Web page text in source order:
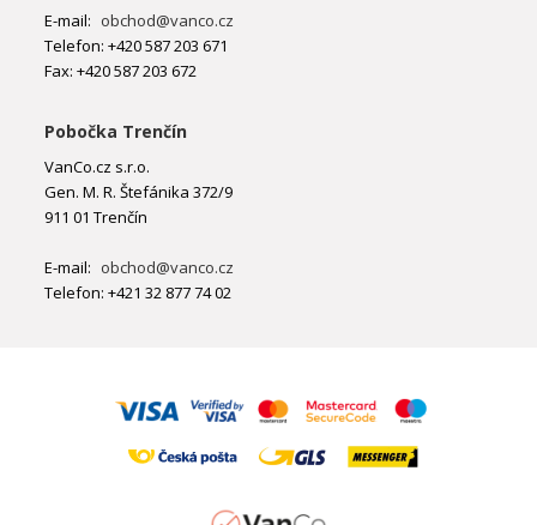
E-mail: obchod@vanco.cz
Telefon: +420 587 203 671
Fax: +420 587 203 672
Pobočka Trenčín
VanCo.cz s.r.o.
Gen. M. R. Štefánika 372/9
911 01 Trenčín
E-mail: obchod@vanco.cz
Telefon: +421 32 877 74 02